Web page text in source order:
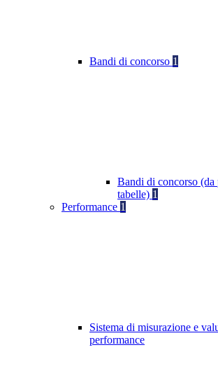
Bandi di concorso 1
Bandi di concorso (da
tabelle) 1
Performance 1
Sistema di misurazione e
performance